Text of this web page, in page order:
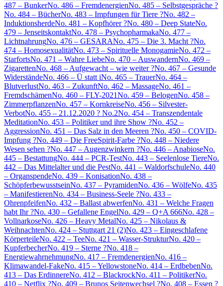
487 – BunkerNo. 486 – FremdenergienNo. 485 – Selbstgespräche ?
No. 484 – BücherNo. 483 – Impfungen für Tiere ?No. 482 –
InduktionsherdeNo. 481 – Kopfhörer ?No. 480 – Deep StateNo.
479 – JenseitskontaktNo. 478 – PsychopharmakaNo. 477 –
LichtnahrungNo. 476 – GESARANo. 475 – Die 3. Macht ?No.
474 – HomosexualitätNo. 473 – Spirituelle MonogamieNo. 472 –
StarfortsNo. 471 – Wahre LiebeNo. 470 – AuswandernNo. 469 –
ZigarettenNo. 468 – Aufgewacht – wie weiter ?No. 467 – Gesunde
WiderständeNo. 466 – Ü statt iNo. 465 – TrauerNo. 464 –
BlutverlustNo. 463 – ZukunftNo. 462 – MassageNo. 461 –
FremdschämenNo. 460 – FLY-2021No. 459 – BelogenNo. 458 –
ZimmerpflanzenNo. 457 – KornkreiseNo. 456 – Silvester-
VerbotNo. 455 – 21.12.2020 ? No.2No. 454 – Transzendentale
MeditationNo. 453 – Politiker und ihre Show ?No. 452 –
AggressionNo. 451 – Das Salz in den Meeren ?No. 450 – COVID-
Impfung ?No. 449 – Die FreeSpirit-Farbe ?No. 448 – Niedere
Wesen sehen ?No. 447 – Augenzwinkern ?No. 446 – AnabioseNo.
445 – BestattungNo. 444 – PCR-TestNo. 443 – Seelenlose TiereNo.
442 – Das Mittelalter und die PestNo. 441 – WaldorfschuleNo. 440
– OrganspendeNo. 439 – KonisationNo. 438 –
SchöpferbewusstseinNo. 437 – PyramidenNo. 436 – WölfeNo. 435
– ManifestierenNo. 434 – Business-Seele ?No. 433 –
OhrenpfeifenNo. 432 – Ballast abwerfenNo. 431 – Welche Fragen
habt Ihr ?No. 430 – Gefallene EngelNo. 429 – Q+A 666No. 428 –
VollnarkoseNo. 426 – Heavy MetalNo. 425 – Nikolaus &
WeihnachtenNo. 424 – Stuttgart 21 (2)No. 423 – Eingeschlafene
KörperteileNo. 422 – TeeNo. 421 – Wasser-StrukturNo. 420 –
KupferbecherNo. 419 – Sterne ?No. 418 –
EnergiewahrnehmungNo. 417 – FremdenergienNo. 416 –
Klimawandel-FakeNo. 415 – YellowstoneNo. 414 – ErdbebenNo.
413 – Das ErdinnereNo. 412 – BlackrockNo. 411 – PolitikerNo.
410 – Netflix ?No. 409 – Brunos Seitenwechsel ?No. 408 – Essen ?